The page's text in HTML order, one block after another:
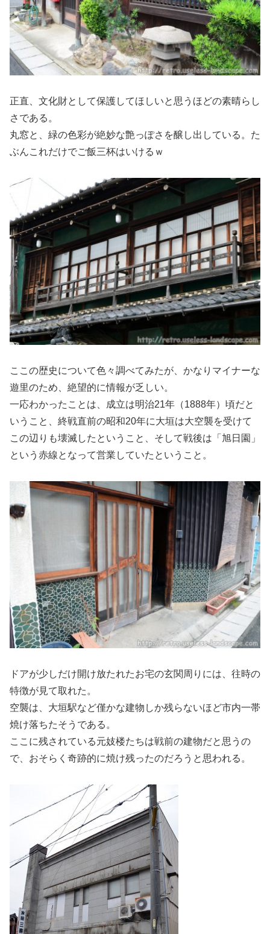
正直、文化財として保護してほしいと思うほどの素晴らし
さである。
丸窓と、緑の色彩が絶妙な艶っぽさを醸し出している。た
ぶんこれだけでご飯三杯はいけるｗ
ここの歴史について色々調べてみたが、かなりマイナーな
遊里のため、絶望的に情報が乏しい。
一応わかったことは、成立は明治21年（1888年）頃だと
いうこと、終戦直前の昭和20年に大垣は大空襲を受けて
この辺りも壊滅したということ、そして戦後は「旭日園」
という赤線となって営業していたということ。
ドアが少しだけ開け放たれたお宅の玄関周りには、往時の
特徴が見て取れた。
空襲は、大垣駅など僅かな建物しか残らないほど市内一帯
焼け落ちたそうである。
ここに残されている元妓楼たちは戦前の建物だと思うの
で、おそらく奇跡的に焼け残ったのだろうと思われる。